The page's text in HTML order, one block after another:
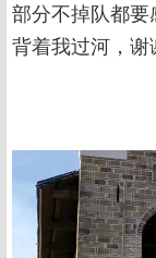
部分不掉队都要
背着我过河，谢